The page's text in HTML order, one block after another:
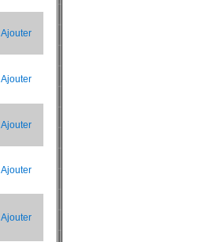
Ajouter
Ajouter
Ajouter
Ajouter
Ajouter